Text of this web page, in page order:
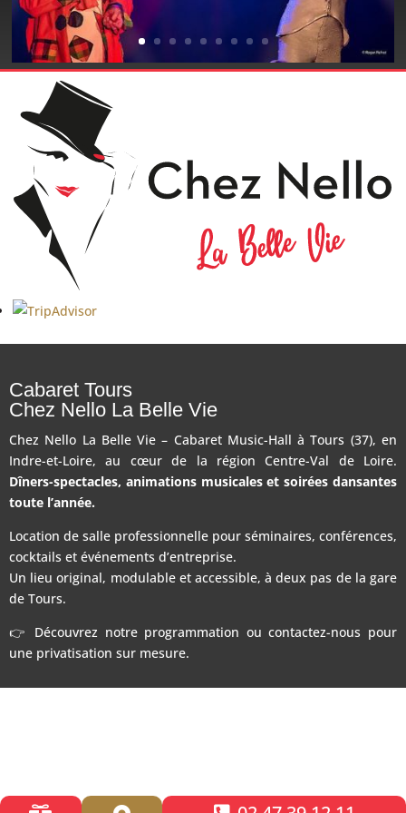
Juin 2027
Juillet 2027
Cabaret Tours
Chez Nello La Belle Vie
Chez Nello La Belle Vie – Cabaret Music-Hall à Tours (37), en
Indre-et-Loire, au cœur de la région Centre-Val de Loire.
Dîners-spectacles, animations musicales et soirées dansantes
toute l’année.
Location de salle professionnelle pour séminaires, conférences,
cocktails et événements d’entreprise.
Un lieu original, modulable et accessible, à deux pas de la gare
de Tours.
👉 Découvrez notre programmation ou contactez-nous pour
une privatisation sur mesure.